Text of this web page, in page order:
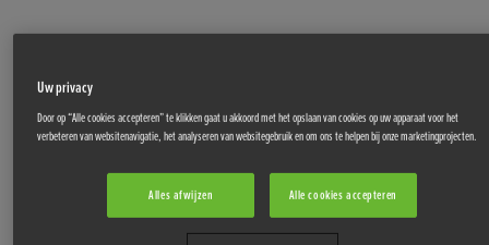
Uw privacy
Door op “Alle cookies accepteren” te klikken gaat u akkoord met het opslaan van cookies op uw apparaat voor het
verbeteren van websitenavigatie, het analyseren van websitegebruik en om ons te helpen bij onze marketingprojecten.
Alles afwijzen Alle cookies accepteren